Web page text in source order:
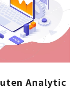
Analytic